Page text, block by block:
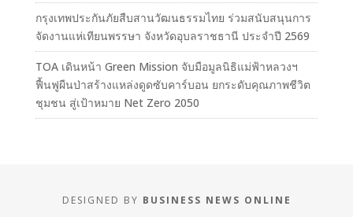
กรุงเทพประกันภัยสืบสานวัฒนธรรมไทย ร่วมสนับสนุนการ
จัดงานแห่เทียนพรรษา จังหวัดอุบลราชธานี ประจำปี 2569
TOA เดินหน้า Green Mission จับมือมูลนิธิแม่ฟ้าหลวงฯ
ฟื้นฟูผืนป่าสร้างแหล่งดูดซับคาร์บอน ยกระดับคุณภาพชีวิต
ชุมชน สู่เป้าหมาย Net Zero 2050
DESIGNED BY BUSINESS NEWS ONLINE